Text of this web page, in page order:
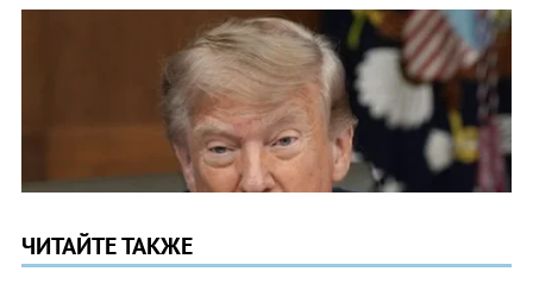
ЧИТАЙТЕ ТАКЖЕ